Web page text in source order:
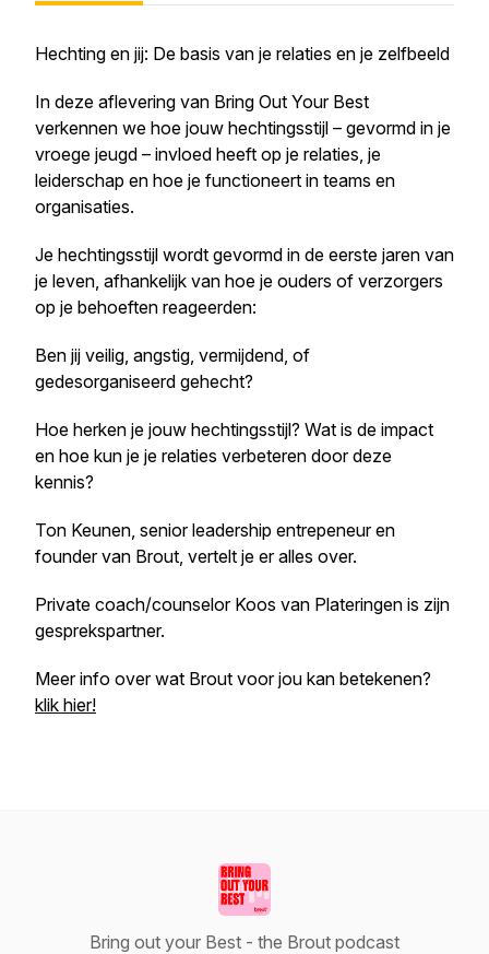
Hechting en jij: De basis van je relaties en je zelfbeeld
In deze aflevering van Bring Out Your Best
verkennen we hoe jouw hechtingsstijl – gevormd in je
vroege jeugd – invloed heeft op je relaties, je
leiderschap en hoe je functioneert in teams en
organisaties.
Je hechtingsstijl wordt gevormd in de eerste jaren van
je leven, afhankelijk van hoe je ouders of verzorgers
op je behoeften reageerden:
Ben jij veilig, angstig, vermijdend, of
gedesorganiseerd gehecht?
Hoe herken je jouw hechtingsstijl? Wat is de impact
en hoe kun je je relaties verbeteren door deze
kennis?
Ton Keunen, senior leadership entrepeneur en
founder van Brout, vertelt je er alles over.
Private coach/counselor Koos van Plateringen is zijn
gesprekspartner.
Meer info over wat Brout voor jou kan betekenen?
klik hier!
Bring out your Best - the Brout podcast